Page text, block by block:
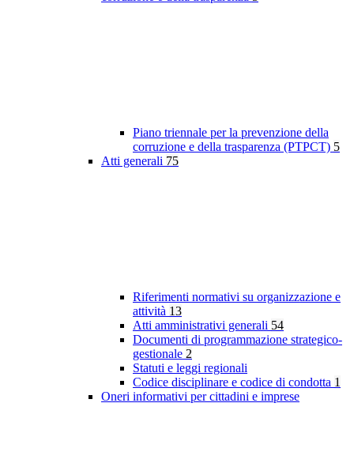
Piano triennale per la prevenzione della
corruzione e della trasparenza (PTPCT) 5
Atti generali 75
Riferimenti normativi su organizzazione e
attività 13
Atti amministrativi generali 54
Documenti di programmazione strategico-
gestionale 2
Statuti e leggi regionali
Codice disciplinare e codice di condotta 1
Oneri informativi per cittadini e imprese